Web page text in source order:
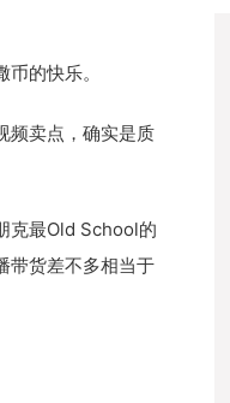
的快乐。
频卖点，确实是质
克最Old School的
带货差不多相当于